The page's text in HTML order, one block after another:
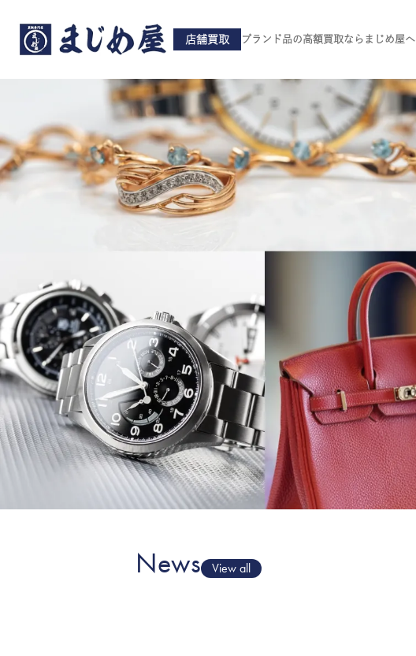
店舗買取 ブランド品の高額買取ならまじめ屋へ
News View all